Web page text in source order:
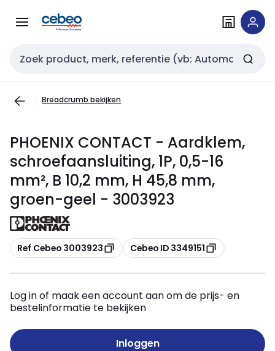
naar
naar
Zoekveld invoer
Breadcrumb bekijken
PHOENIX CONTACT - Aardklem,
schroefaansluiting, 1P, 0,5-16
mm², B 10,2 mm, H 45,8 mm,
groen-geel - 3003923
Kopiëren
Ref Cebeo 3003923 Kopiëren
Cebeo ID 3349151
Log in of maak een account aan om de prijs- en
bestelinformatie te bekijken
Inloggen